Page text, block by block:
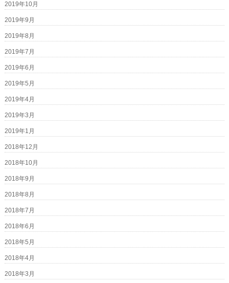
2019年10月
2019年9月
2019年8月
2019年7月
2019年6月
2019年5月
2019年4月
2019年3月
2019年1月
2018年12月
2018年10月
2018年9月
2018年8月
2018年7月
2018年6月
2018年5月
2018年4月
2018年3月